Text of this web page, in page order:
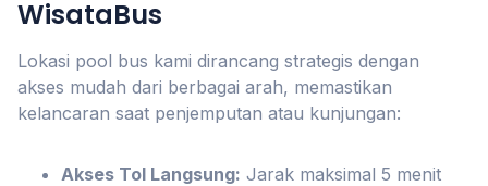
WisataBus
Lokasi pool bus kami dirancang strategis dengan
akses mudah dari berbagai arah, memastikan
kelancaran saat penjemputan atau kunjungan:
Akses Tol Langsung: Jarak maksimal 5 menit